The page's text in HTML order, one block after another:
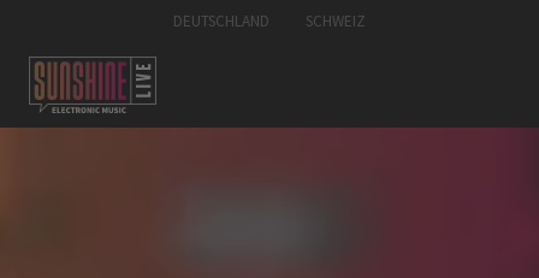
DEUTSCHLAND SCHWEIZ